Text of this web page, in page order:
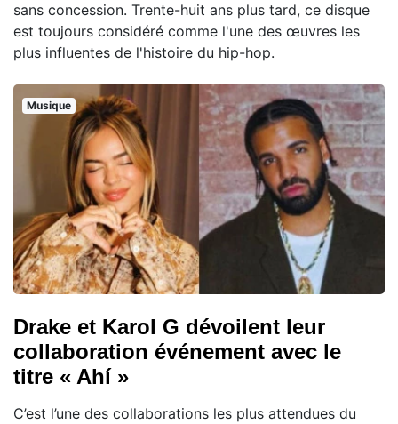
sans concession. Trente-huit ans plus tard, ce disque
est toujours considéré comme l'une des œuvres les
plus influentes de l'histoire du hip-hop.
Musique
Drake et Karol G dévoilent leur
collaboration événement avec le
titre « Ahí »
C’est l’une des collaborations les plus attendues du